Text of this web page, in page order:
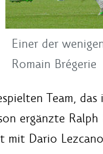
Einer der
Romain Brégerie
Team, das
ergänzte
mit Dario